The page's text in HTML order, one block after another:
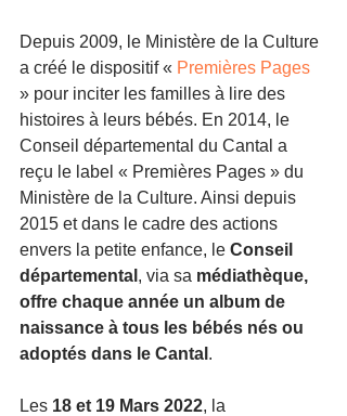
Depuis 2009, le Ministère de la Culture
a créé le dispositif « Premières Pages
» pour inciter les familles à lire des
histoires à leurs bébés. En 2014, le
Conseil départemental du Cantal a
reçu le label « Premières Pages » du
Ministère de la Culture. Ainsi depuis
2015 et dans le cadre des actions
envers la petite enfance, le Conseil
départemental , via sa médiathèque,
offre chaque année un album de
naissance à tous les bébés nés ou
adoptés dans le Cantal .
Les 18 et 19 Mars 2022, la